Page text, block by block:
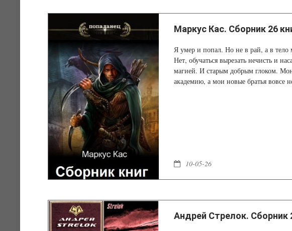
Маркус Кас. Сборник 26
Я умер и попал. Но не в рай, а в тело
Нет, обучаться вырезать нечисть и
магией. И старым добрым глоком.
академию, а мои новые братья вовсе
10-05-26
Андрей Стрелок. Сборник